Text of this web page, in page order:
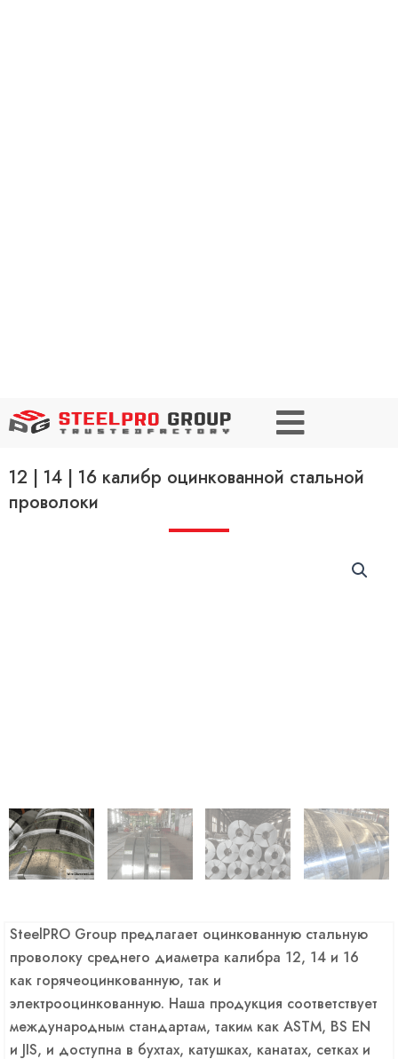
12 | 14 | 16 калибр оцинкованной стальной
проволоки
SteelPRO Group предлагает оцинкованную стальную
проволоку среднего диаметра калибра 12, 14 и 16
как горячеоцинкованную, так и
электрооцинкованную. Наша продукция соответствует
международным стандартам, таким как ASTM, BS EN
и JIS, и доступна в бухтах, катушках, канатах, сетках и